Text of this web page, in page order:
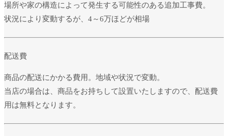
場所や家の構造によって発生する可能性のある追加工事費。
状況により変動するが、4～6万ほどが相場
配送費
商品の配送にかかる費用。地域や状況で変動。
当店の場合は、商品をお持ちして設置いたしますので、配送費
用は無料となります。